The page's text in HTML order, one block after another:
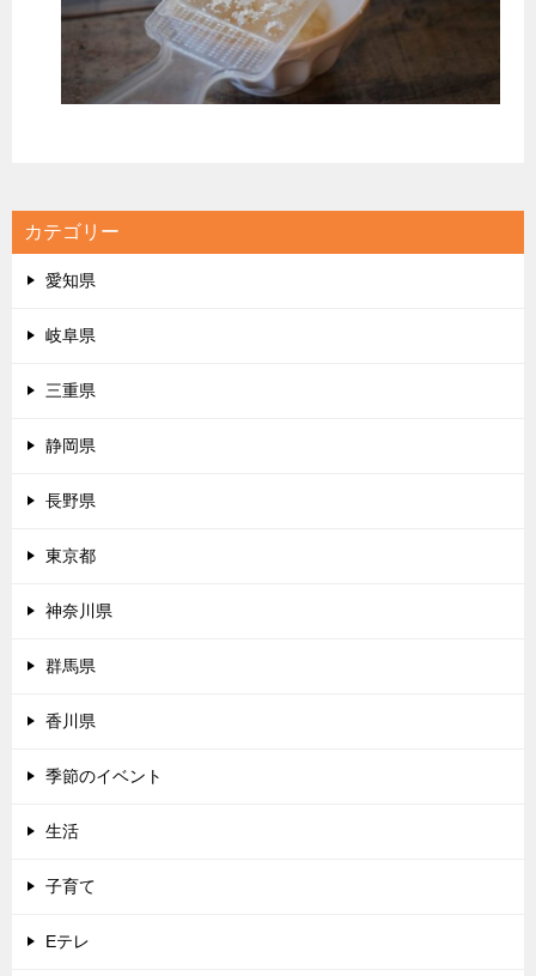
カテゴリー
愛知県
岐阜県
三重県
静岡県
長野県
東京都
神奈川県
群馬県
香川県
季節のイベント
生活
子育て
Eテレ